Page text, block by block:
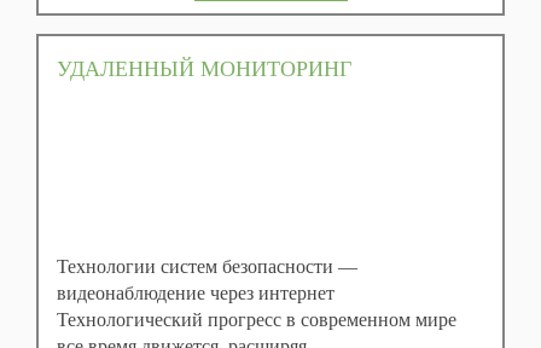
УДАЛЕННЫЙ МОНИТОРИНГ
Технологии систем безопасности —
видеонаблюдение через интернет
Технологический прогресс в современном мире